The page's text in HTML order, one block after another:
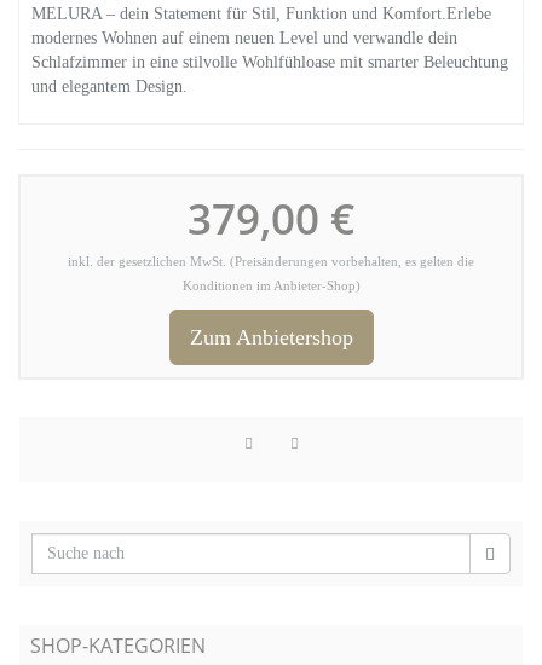
MELURA – dein Statement für Stil, Funktion und Komfort.Erlebe
modernes Wohnen auf einem neuen Level und verwandle dein
Schlafzimmer in eine stilvolle Wohlfühloase mit smarter Beleuchtung
und elegantem Design.
379,00 €
inkl. der gesetzlichen MwSt. (Preisänderungen vorbehalten, es gelten die
Konditionen im Anbieter-Shop)
Zum Anbietershop
SHOP-KATEGORIEN